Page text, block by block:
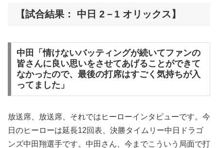
【試合結果： 中日 2－1 オリックス】
中田「情けないバッティングが続いてファンの
皆さんに良い思いをさせてあげることができて
なかったので、最後の打席はすごく気持ちが入
ってました」
放送席、放送席、それではヒーローインタビューです。今
日のヒーローは延長12回表、決勝タイムリー中日ドラゴ
ンズ中田翔選手です。中田さん、今までこういう局面で打